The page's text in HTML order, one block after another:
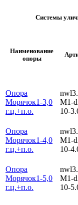
Системы
Наименование
опоры
Опора
Морячок1-3,0
г.ц.+п.о.
М1-
10-
Опора
Морячок1-4,0
г.ц.+п.о.
М1-
10-
Опора
Морячок1-5,0
г.ц.+п.о.
М1-
10-